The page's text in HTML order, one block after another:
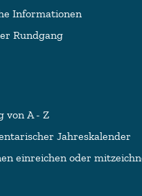
Informationen
Rundgang
von A - Z
Jahreskalender
einreichen oder